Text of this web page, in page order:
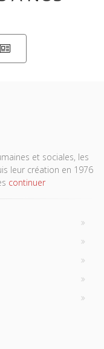
et sociales, les
leur création en 1976
continuer